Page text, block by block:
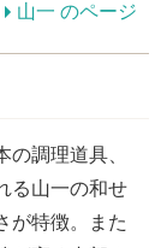
山一 のページ
調理道具、
る山一の和せ
が特徴。また